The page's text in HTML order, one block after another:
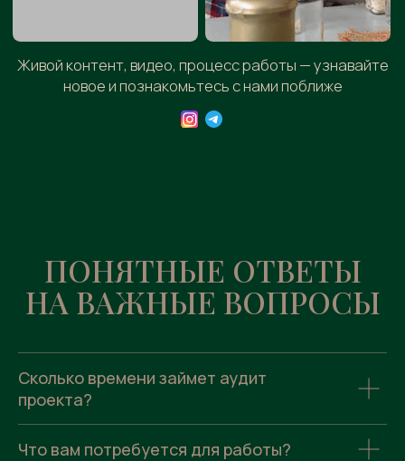
Сколько времени займет аудит
проекта?
Что вам потребуется для работы?